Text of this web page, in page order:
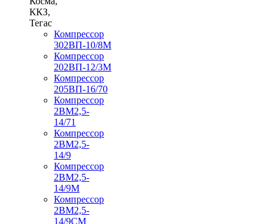
ККЗ,
Тегас
Компрессор
302ВП-10/8М
Компрессор
202ВП-12/3М
Компрессор
205ВП-16/70
Компрессор
2ВМ2,5-
14/71
Компрессор
2ВМ2,5-
14/9
Компрессор
2ВМ2,5-
14/9М
Компрессор
2ВМ2,5-
14/9СМ